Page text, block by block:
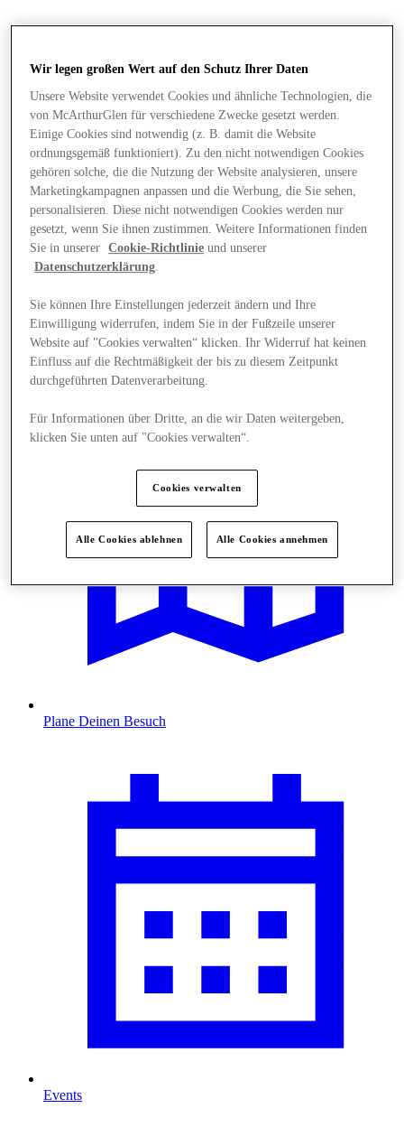
Angebote
Plane Deinen Besuch
Events
Wir legen großen Wert auf den Schutz Ihrer Daten
Unsere Website verwendet Cookies und ähnliche Technologien, die
von McArthurGlen für verschiedene Zwecke gesetzt werden.
Einige Cookies sind notwendig (z. B. damit die Website
ordnungsgemäß funktioniert). Zu den nicht notwendigen Cookies
gehören solche, die die Nutzung der Website analysieren, unsere
Marketingkampagnen anpassen und die Werbung, die Sie sehen,
personalisieren. Diese nicht notwendigen Cookies werden nur
gesetzt, wenn Sie ihnen zustimmen. Weitere Informationen finden
Sie in unserer
Cookie-Richtlinie und unserer
Datenschutzerklärung.
Sie können Ihre Einstellungen jederzeit ändern und Ihre
Einwilligung widerrufen, indem Sie in der Fußzeile unserer
Website auf "Cookies verwalten“ klicken. Ihr Widerruf hat keinen
Einfluss auf die Rechtmäßigkeit der bis zu diesem Zeitpunkt
durchgeführten Datenverarbeitung.
Für Informationen über Dritte, an die wir Daten weitergeben,
klicken Sie unten auf "Cookies verwalten“.
Cookies verwalten
Alle Cookies ablehnen Alle Cookies annehmen